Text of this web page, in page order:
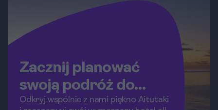
Zacznij planować
swoją podróż do
Aitutaki!
Odkryj wspólnie z nami piękno Aitutaki